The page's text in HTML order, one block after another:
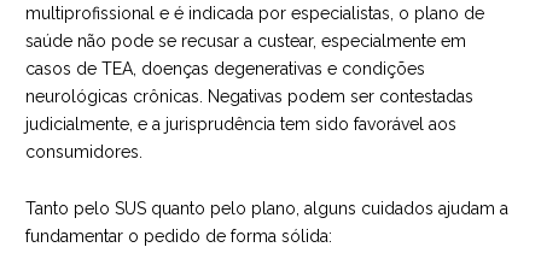
multiprofissional e é indicada por especialistas, o plano de
saúde não pode se recusar a custear, especialmente em
casos de TEA, doenças degenerativas e condições
neurológicas crônicas. Negativas podem ser contestadas
judicialmente, e a jurisprudência tem sido favorável aos
consumidores.
Tanto pelo SUS quanto pelo plano, alguns cuidados ajudam a
fundamentar o pedido de forma sólida: